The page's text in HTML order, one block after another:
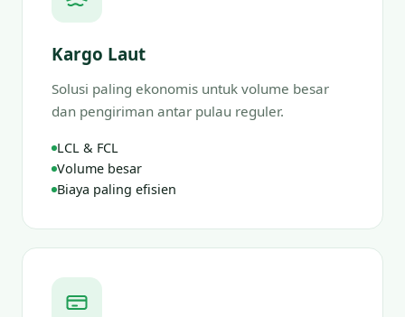
Kargo Laut
Solusi paling ekonomis untuk volume besar
dan pengiriman antar pulau reguler.
LCL & FCL
Volume besar
Biaya paling efisien